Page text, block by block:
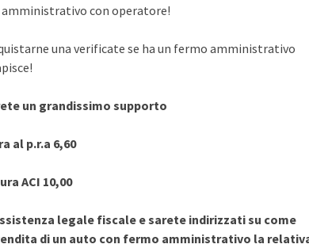
amministrativo con operatore!
una verificate se ha un fermo amministrativo
un grandissimo supporto
al p.r.a 6,60
ACI 10,00
legale fiscale e sarete indirizzati su come
di un auto con fermo amministrativo la